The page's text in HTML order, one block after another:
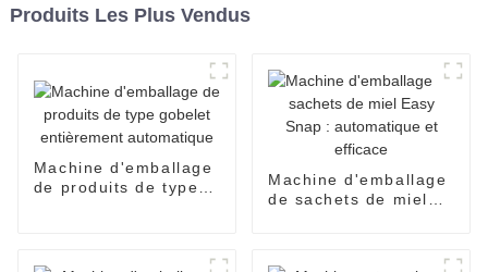
Produits Les Plus Vendus
Machine d'emballage
de produits de type
Machine d'emballage
de sachets de miel